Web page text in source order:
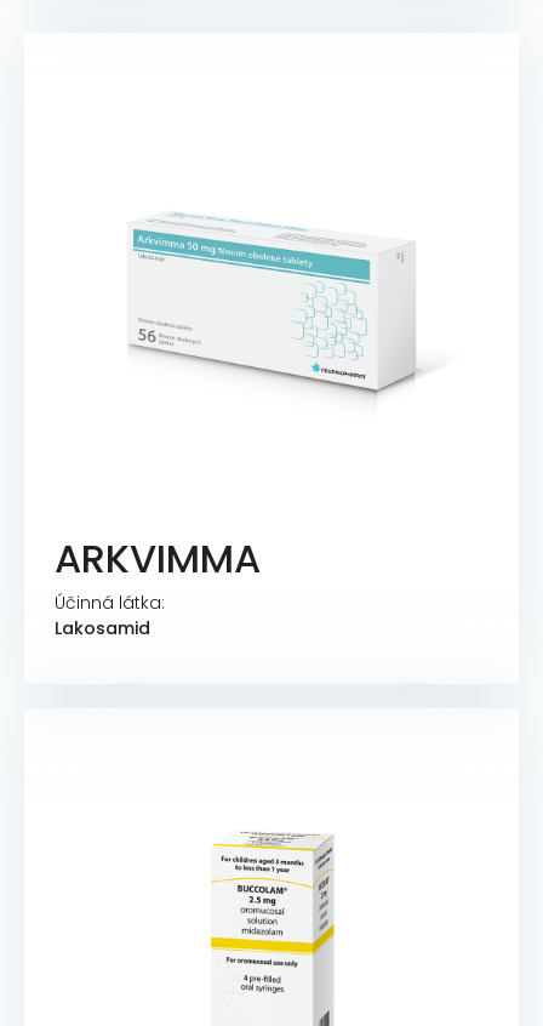
ARKVIMMA
Účinná látka:
Lakosamid